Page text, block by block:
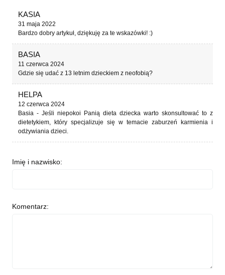
KASIA
31 maja 2022
Bardzo dobry artykuł, dziękuję za te wskazówki! :)
BASIA
11 czerwca 2024
Gdzie się udać z 13 letnim dzieckiem z neofobią?
HELPA
12 czerwca 2024
Basia - Jeśli niepokoi Panią dieta dziecka warto skonsultować to z
dietetykiem, który specjalizuje się w temacie zaburzeń karmienia i
odżywiania dzieci.
Imię i nazwisko:
Komentarz: